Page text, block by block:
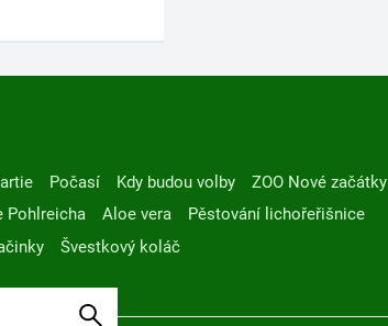
Počasí Kdy budou volby
ZOO Nové začátky
Pohlreicha Aloe vera
Pěstování lichořeřišnice
Švestkový koláč